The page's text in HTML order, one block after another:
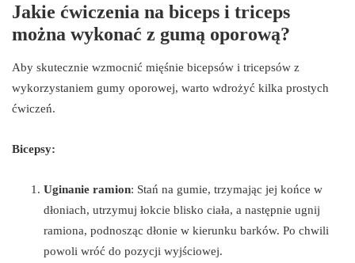
Jakie ćwiczenia na biceps i triceps
można wykonać z gumą oporową?
Aby skutecznie wzmocnić mięśnie bicepsów i tricepsów z
wykorzystaniem gumy oporowej, warto wdrożyć kilka prostych
ćwiczeń.
Bicepsy:
Uginanie ramion: Stań na gumie, trzymając jej końce w
dłoniach, utrzymuj łokcie blisko ciała, a następnie ugnij
ramiona, podnosząc dłonie w kierunku barków. Po chwili
powoli wróć do pozycji wyjściowej.